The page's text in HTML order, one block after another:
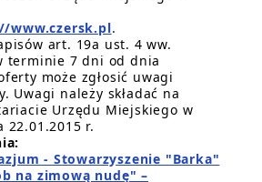
www.czersk.pl.
art. 19a ust. 4 ww.
terminie 7 dni od dnia
może zgłosić uwagi
Uwagi należy składać na
Urzędu Miejskiego w
22.01.2015 r.
- Stowarzyszenie "Barka"
na zimową nudę" –